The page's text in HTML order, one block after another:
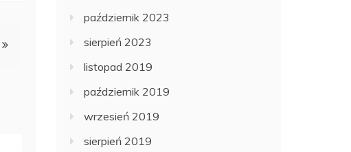
październik 2023
sierpień 2023
listopad 2019
październik 2019
wrzesień 2019
sierpień 2019